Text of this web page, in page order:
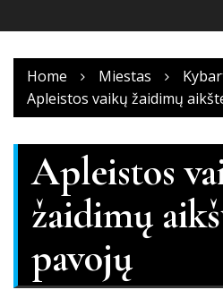
Home Miestas
Apleistos vaikų žaidimų
Apleistos
žaidimų
pavojų